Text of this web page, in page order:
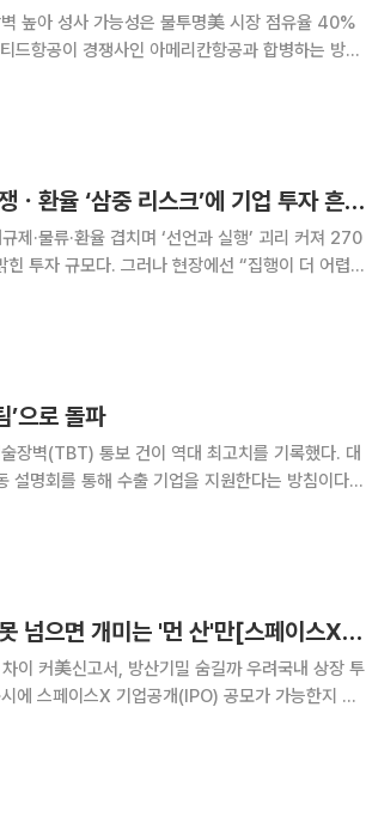
높아 성사 가능성은 불투명美 시장 점유율 40%
말 미국 워싱
“270조 투자도 버겁다”…규제ㆍ전쟁ㆍ환율 ‘삼중 리스크’에 기업 투자 흔들 [예측 막힌 기업]
물류·환율 겹치며 ‘선언과 실행’ 괴리 커져 270
투자 규모다. 그러나 현장에선 “집행이 더 어렵
’으로 돌파
장벽(TBT) 통보 건이 역대 최고치를 기록했다. 대
설명회를 통해 수출 기업을 지원한다는 방침이다.
역기구(WTO)에 따르면
규제 해소 시간 부족…서류·절차 벽 못 넘으면 개미는 '먼 산'만[스페이스X IPO 초읽기 ②]
이 커美신고서, 방산기밀 숨길까 우려국내 상장 투
어내지 않으면 국